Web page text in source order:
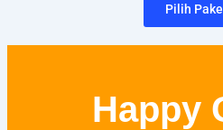
Pilih
Happy